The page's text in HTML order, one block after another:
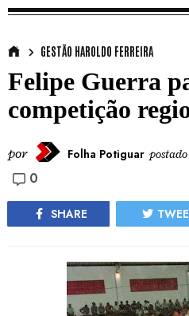
GESTÃO HAROLDO FERREIRA
Felipe Guerra
competição
por Folha Potiguar postado
0
SHARE